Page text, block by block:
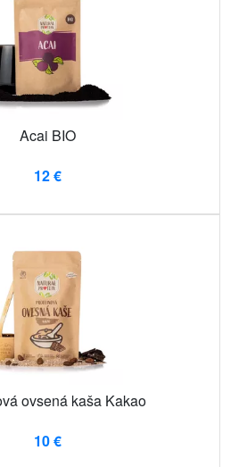
Acai BIO
12 €
ovsená kaša Kakao
10 €